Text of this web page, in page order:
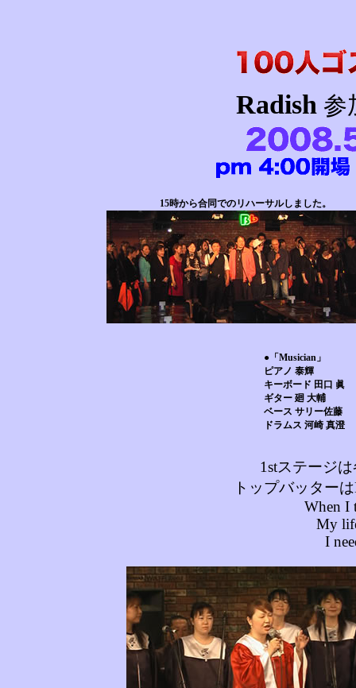
Radish 参
15時から合同でのリハーサルしました。
●「Musician」
ピアノ 泰輝
キーボード 田口 眞
ギター 廻 大輔
ベース サリー佐藤
ドラムス 河崎 真澄
1stステージ
トップバッター
When I
My
I